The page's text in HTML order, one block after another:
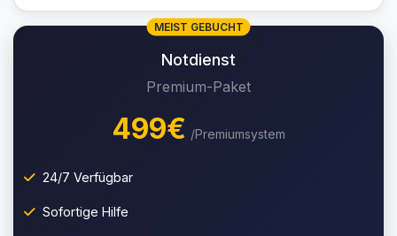
MEIST GEBUCHT
Notdienst
Premium-Paket
499€ /Premiumsystem
24/7 Verfügbar
Sofortige Hilfe